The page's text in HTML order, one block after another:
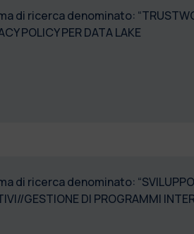
di ricerca denominato:
POLICY PER DATA LAKE
di ricerca denominato:
GESTIONE DI PROGRAMMI